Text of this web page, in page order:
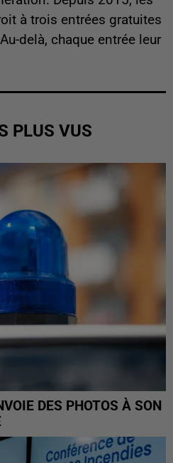
à trois entrées gratuites
delà, chaque entrée leur
PLUS VUS
DES PHOTOS À SON